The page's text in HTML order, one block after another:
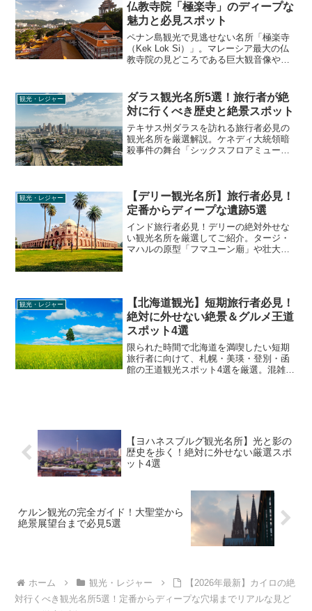
仏教寺院「極楽寺」のディープな
魅力と必見スポット
ペナン島観光で見逃せない名所「極楽寺
（Kek Lok Si）」。マレーシア最大の仏
教寺院の見どころである巨大観音像や、3
者向けに徹底解説します。
観光・レジャー
ダラス観光名所5選！旅行者が絶
対に行くべき歴史と絶景スポット
テキサス州ダラスを訪れる旅行者必見の
観光名所を厳選解説。ケネディ大統領暗
殺事件の舞台「シックスフロアミュージ
な見どころをお届けします。
観光・レジャー
【デリー観光名所】旅行者必見！
定番からディープな遺跡5選
インド旅行者必見！デリーの絶対外せな
い観光名所を厳選してご紹介。タージ・
マハルの原型「フマユーン廟」や壮大な
ともにお届けします。
観光・レジャー
【北海道観光】短期旅行者必見！
絶対に外せない絶景＆グルメ王道
スポット4選
限られた時間で北海道を満喫したい短期
旅行者に向けて、札幌・美瑛・登別・函
館の王道観光スポット4選を厳選。混雑回
【ヨハネスブルグ観光名所】光と影の
歴史を歩く！絶対に外せない厳選スポ
ット4選
ケルン観光の完全ガイド！大聖堂から
絶景展望台まで必見5選
ホーム 観光・レジャー
【2026年最新】カイロの絶
対行くべき観光名所5選！定番からディープな穴場までリアルな見ど